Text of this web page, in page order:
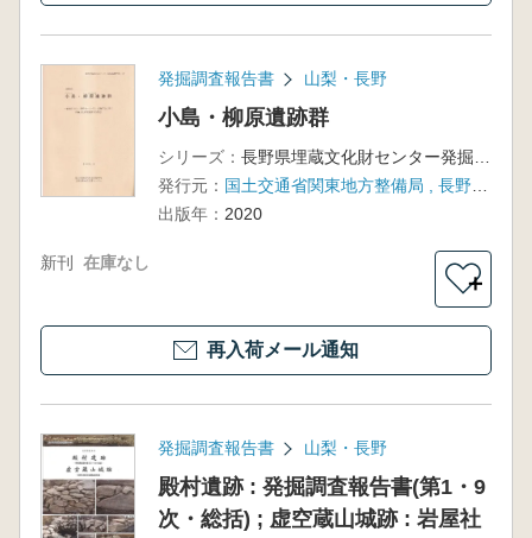
発掘調査報告書 山梨・長野
小島・柳原遺跡群
シリーズ：
発行元：
国土交通省関東地方整備局 , 長野県文化振興事業団長野県埋蔵文化財センター
出版年： 2020
新刊 在庫なし
＋
再入荷メール通知
発掘調査報告書 山梨・長野
殿村遺跡 : 発掘調査報告書(第1・9
次・総括) ; 虚空蔵山城跡 : 岩屋社